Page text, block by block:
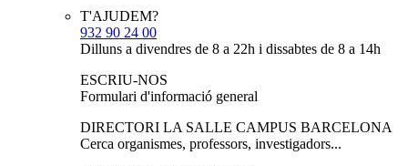
T'AJUDEM?
932 90 24 00
Dilluns a divendres de 8 a 22h i dissabtes de 8 a 14h
ESCRIU-NOS
Formulari d'informació general
DIRECTORI LA SALLE CAMPUS BARCELONA
Cerca organismes, professors, investigadors...